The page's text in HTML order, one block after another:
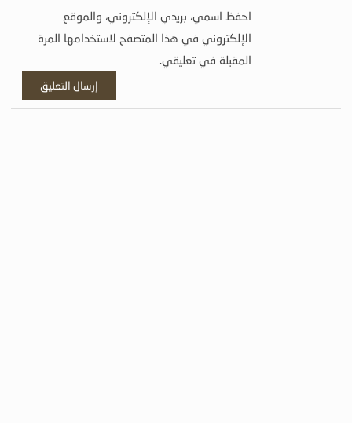
احفظ اسمي، بريدي الإلكتروني، والموقع
الإلكتروني في هذا المتصفح لاستخدامها المرة
المقبلة في تعليقي.